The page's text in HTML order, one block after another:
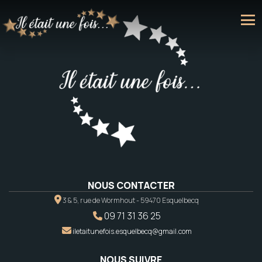
NOUS CONTACTER
3 & 5, rue de Wormhout - 59470 Esquelbecq
09 71 31 36 25
iletaitunefois.esquelbecq@gmail.com